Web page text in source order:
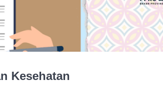
Kesehatan